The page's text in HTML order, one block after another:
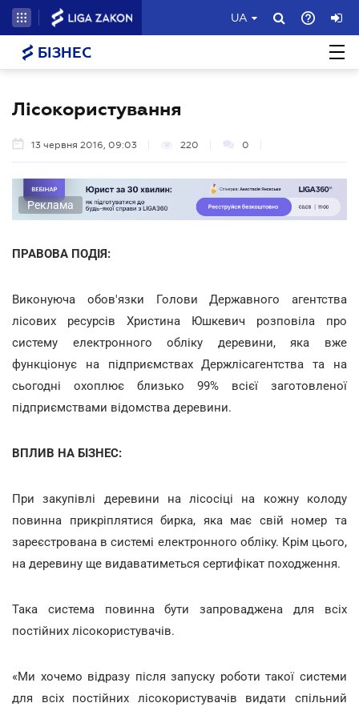
UA
БІЗНЕС
Лісокористування
13 червня 2016, 09:03 220 0
Реклама
ПРАВОВА ПОДІЯ:
Виконуюча обов'язки Голови Державного агентства
лісових ресурсів Христина Юшкевич розповіла про
систему електронного обліку деревини, яка вже
функціонує на підприємствах Держлісагентства та на
сьогодні охоплює близько 99% всієї заготовленої
підприємствами відомства деревини.
ВПЛИВ НА БІЗНЕС:
При закупівлі деревини на лісосіці на кожну колоду
повинна прикріплятися бирка, яка має свій номер та
зареєстрована в системі електронного обліку. Крім цього,
на деревину ще видаватиметься сертифікат походження.
Така система повинна бути запроваджена для всіх
постійних лісокористувачів.
«Ми хочемо відразу після запуску роботи такої системи
для всіх постійних лісокористувачів видати спільний